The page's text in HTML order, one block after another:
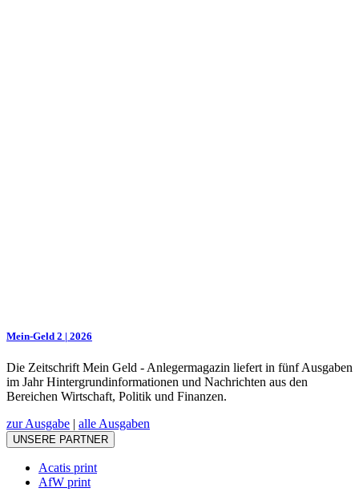
Mein-Geld 2 | 2026
Die Zeitschrift Mein Geld - Anlegermagazin liefert in fünf Ausgaben
im Jahr Hintergrundinformationen und Nachrichten aus den
Bereichen Wirtschaft, Politik und Finanzen.
zur Ausgabe | alle Ausgaben
UNSERE PARTNER
Acatis print
AfW print